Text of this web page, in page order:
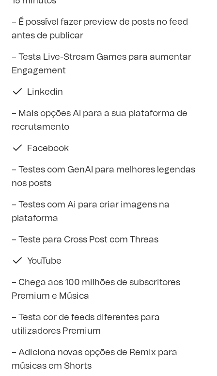
– É possível fazer preview de posts no feed
antes de publicar
– Testa Live-Stream Games para aumentar
Engagement
Linkedin
– Mais opções AI para a sua plataforma de
recrutamento
Facebook
– Testes com GenAI para melhores legendas
nos posts
– Testes com Ai para criar imagens na
plataforma
– Teste para Cross Post com Threas
YouTube
– Chega aos 100 milhões de subscritores
Premium e Música
– Testa cor de feeds diferentes para
utilizadores Premium
– Adiciona novas opções de Remix para
músicas em Shorts